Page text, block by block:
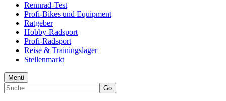
Rennrad-Test
Profi-Bikes und Equipment
Ratgeber
Hobby-Radsport
Profi-Radsport
Reise & Trainingslager
Stellenmarkt
Menü
Go